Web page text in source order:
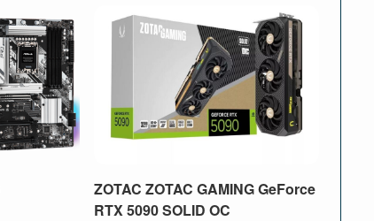
ZOTAC ZOTAC GAMING GeForce
RTX 5090 SOLID OC